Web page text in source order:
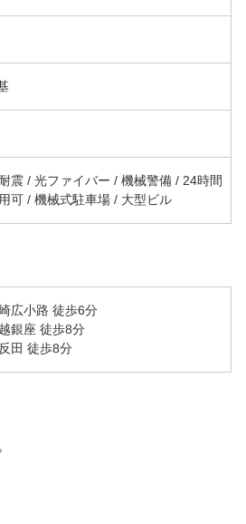
震 / 光ファイバー / 機械警備 / 24時間
可 / 機械式駐車場 / 大型ビル
広小路 徒歩6分
銀座 徒歩8分
田 徒歩8分